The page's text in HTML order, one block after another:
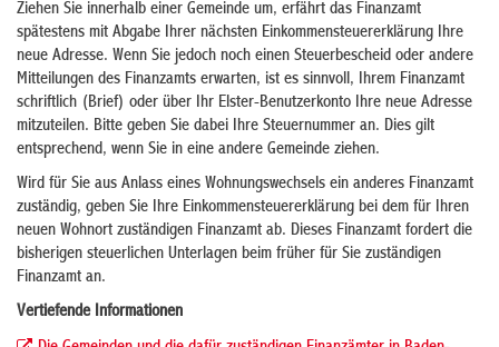
Ziehen Sie innerhalb einer Gemeinde um, erfährt das Finanzamt
spätestens mit Abgabe Ihrer nächsten Einkommensteuererklärung Ihre
neue Adresse. Wenn Sie jedoch noch einen Steuerbescheid oder andere
Mitteilungen des Finanzamts erwarten, ist es sinnvoll, Ihrem Finanzamt
schriftlich (Brief) oder über Ihr Elster-Benutzerkonto Ihre neue Adresse
mitzuteilen. Bitte geben Sie dabei Ihre Steuernummer an. Dies gilt
entsprechend, wenn Sie in eine andere Gemeinde ziehen.
Wird für Sie aus Anlass eines Wohnungswechsels ein anderes Finanzamt
zuständig, geben Sie Ihre Einkommensteuererklärung bei dem für Ihren
neuen Wohnort zuständigen Finanzamt ab. Dieses Finanzamt fordert die
bisherigen steuerlichen Unterlagen beim früher für Sie zuständigen
Finanzamt an.
Vertiefende Informationen